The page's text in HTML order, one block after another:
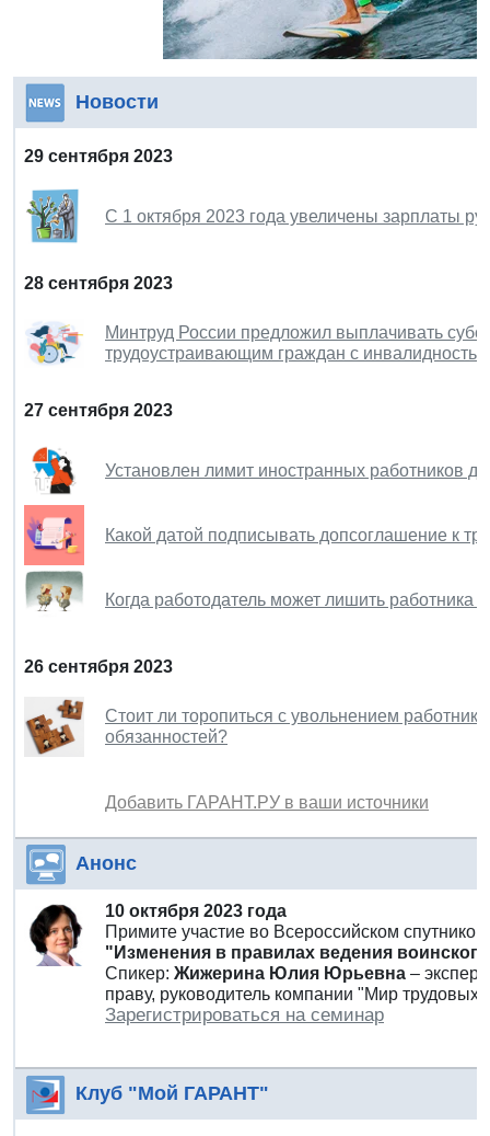
Новости
29 сентября 2023
С 1 октября 2023 года увеличены зарплаты
28 сентября 2023
Минтруд России предложил выплачивать
трудоустраивающим граждан с инвалидностью
27 сентября 2023
Установлен лимит иностранных работников
Какой датой подписывать допсоглашение к
Когда работодатель может лишить работника
26 сентября 2023
Стоит ли торопиться с увольнением
обязанностей?
Добавить ГАРАНТ.РУ в ваши источники
Анонс
10 октября 2023 года
Примите участие во Всероссийском
"Изменения в правилах ведения воинского
Спикер: Жижерина Юлия Юрьевна –
праву, руководитель компании "Мир трудовых
Зарегистрироваться на семинар
Клуб "Мой ГАРАНТ"